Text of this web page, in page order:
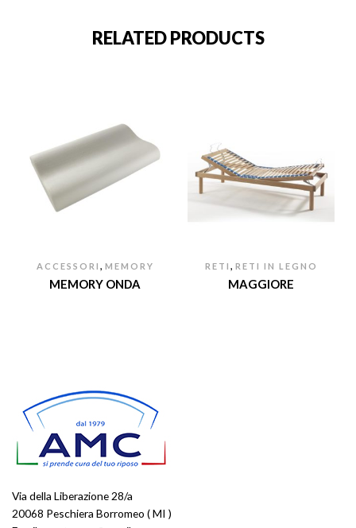
RELATED PRODUCTS
ACCESSORI , MEMORY
MEMORY ONDA
RETI , RETI IN LEGNO
MAGGIORE
Via della Liberazione 28/a
20068 Peschiera Borromeo ( MI )